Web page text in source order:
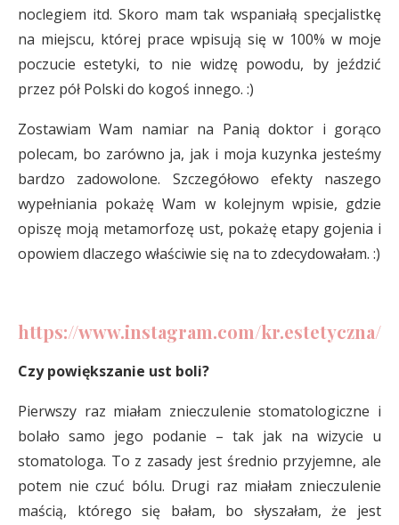
noclegiem itd. Skoro mam tak wspaniałą specjalistkę
na miejscu, której prace wpisują się w 100% w moje
poczucie estetyki, to nie widzę powodu, by jeździć
przez pół Polski do kogoś innego. :)
Zostawiam Wam namiar na Panią doktor i gorąco
polecam, bo zarówno ja, jak i moja kuzynka jesteśmy
bardzo zadowolone. Szczegółowo efekty naszego
wypełniania pokażę Wam w kolejnym wpisie, gdzie
opiszę moją metamorfozę ust, pokażę etapy gojenia i
opowiem dlaczego właściwie się na to zdecydowałam. :)
https://www.instagram.com/kr.estetyczna/
Czy powiększanie ust boli?
Pierwszy raz miałam znieczulenie stomatologiczne i
bolało samo jego podanie – tak jak na wizycie u
stomatologa. To z zasady jest średnio przyjemne, ale
potem nie czuć bólu. Drugi raz miałam znieczulenie
maścią, którego się bałam, bo słyszałam, że jest